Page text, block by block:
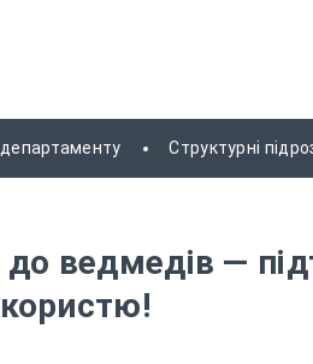
Структурні
до ведмедів —